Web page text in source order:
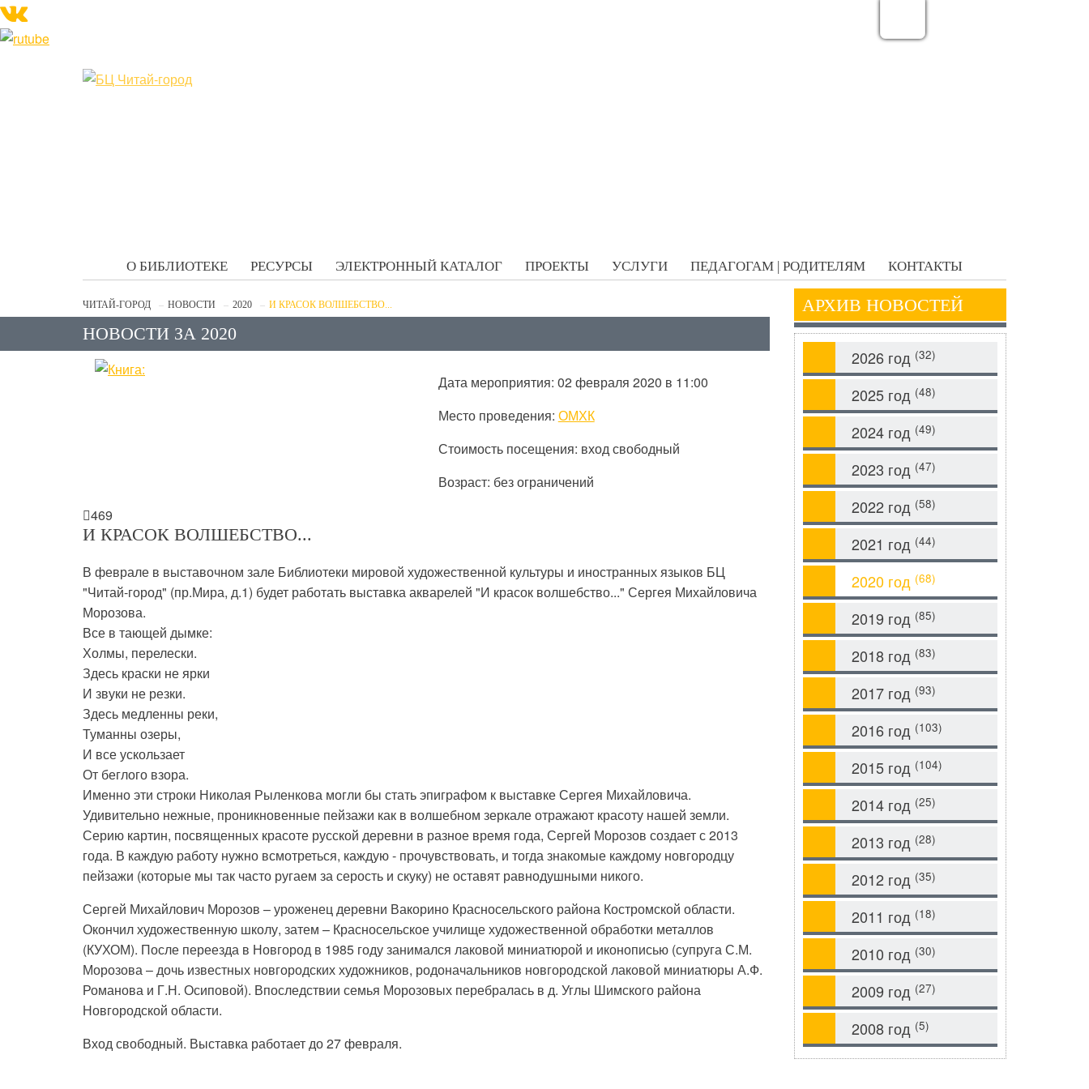
О БИБЛИОТЕКЕ РЕСУРСЫ ЭЛЕКТРОННЫЙ КАТАЛОГ ПРОЕКТЫ УСЛУГИ ПЕДАГОГАМ | РОДИТЕЛЯМ КОНТАКТЫ
ЧИТАЙ-ГОРОД НОВОСТИ 2020 И КРАСОК ВОЛШЕБСТВО...
НОВОСТИ ЗА 2020
Дата мероприятия: 02 февраля 2020 в 11:00
Место проведения: ОМХК
Стоимость посещения: вход свободный
Возраст: без ограничений
469
И КРАСОК ВОЛШЕБСТВО...
В феврале в выставочном зале Библиотеки мировой художественной культуры и иностранных языков БЦ
"Читай-город" (пр.Мира, д.1) будет работать выставка акварелей "И красок волшебство..." Сергея Михайловича
Морозова.
Все в тающей дымке:
Холмы, перелески.
Здесь краски не ярки
И звуки не резки.
Здесь медленны реки,
Туманны озеры,
И все ускользает
От беглого взора.
Именно эти строки Николая Рыленкова могли бы стать эпиграфом к выставке Сергея Михайловича.
Удивительно нежные, проникновенные пейзажи как в волшебном зеркале отражают красоту нашей земли.
Серию картин, посвященных красоте русской деревни в разное время года, Сергей Морозов создает с 2013
года. В каждую работу нужно всмотреться, каждую - прочувствовать, и тогда знакомые каждому новгородцу
пейзажи (которые мы так часто ругаем за серость и скуку) не оставят равнодушными никого.
Сергей Михайлович Морозов – уроженец деревни Вакорино Красносельского района Костромской области.
Окончил художественную школу, затем – Красносельское училище художественной обработки металлов
(КУХОМ). После переезда в Новгород в 1985 году занимался лаковой миниатюрой и иконописью (супруга С.М.
Морозова – дочь известных новгородских художников, родоначальников новгородской лаковой миниатюры А.Ф.
Романова и Г.Н. Осиповой). Впоследствии семья Морозовых перебралась в д. Углы Шимского района
Новгородской области.
Вход свободный. Выставка работает до 27 февраля.
АРХИВ НОВОСТЕЙ
2026 год (32)
2025 год (48)
2024 год (49)
2023 год (47)
2022 год (58)
2021 год (44)
2020 год (68)
2019 год (85)
2018 год (83)
2017 год (93)
2016 год (103)
2015 год (104)
2014 год (25)
2013 год (28)
2012 год (35)
2011 год (18)
2010 год (30)
2009 год (27)
2008 год (5)